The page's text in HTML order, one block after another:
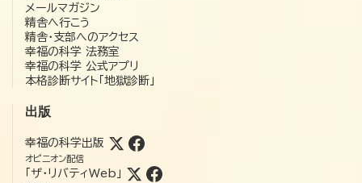
メールマガジン
精舎へ行こう
精舎・支部へのアクセス
幸福の科学 法務室
幸福の科学 公式アプリ
本格診断サイト「地獄診断」
出版
幸福の科学出版
オピニオン配信
「ザ・リバティWeb」